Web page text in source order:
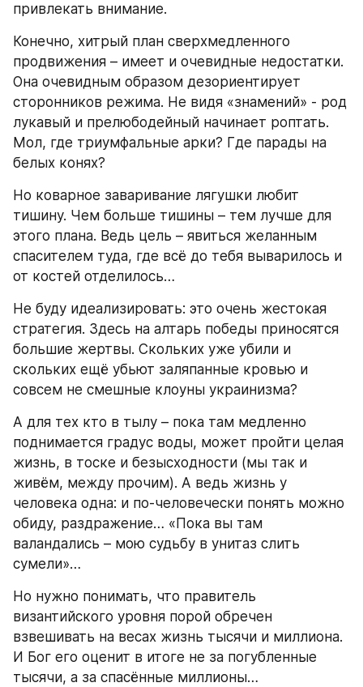
привлекать внимание.
Конечно, хитрый план сверхмедленного
продвижения – имеет и очевидные недостатки.
Она очевидным образом дезориентирует
сторонников режима. Не видя «знамений» - род
лукавый и прелюбодейный начинает роптать.
Мол, где триумфальные арки? Где парады на
белых конях?
Но коварное заваривание лягушки любит
тишину. Чем больше тишины – тем лучше для
этого плана. Ведь цель – явиться желанным
спасителем туда, где всё до тебя выварилось и
от костей отделилось…
Не буду идеализировать: это очень жестокая
стратегия. Здесь на алтарь победы приносятся
большие жертвы. Скольких уже убили и
скольких ещё убьют заляпанные кровью и
совсем не смешные клоуны украинизма?
А для тех кто в тылу – пока там медленно
поднимается градус воды, может пройти целая
жизнь, в тоске и безысходности (мы так и
живём, между прочим). А ведь жизнь у
человека одна: и по-человечески понять можно
обиду, раздражение… «Пока вы там
валандались – мою судьбу в унитаз слить
сумели»…
Но нужно понимать, что правитель
византийского уровня порой обречен
взвешивать на весах жизнь тысячи и миллиона.
И Бог его оценит в итоге не за погубленные
тысячи, а за спасённые миллионы…